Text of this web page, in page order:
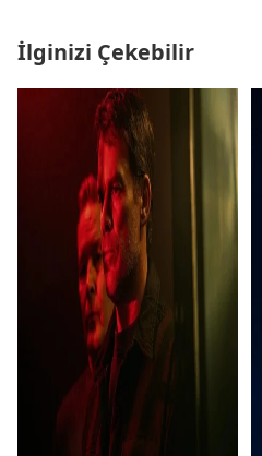
İlginizi Çekebilir